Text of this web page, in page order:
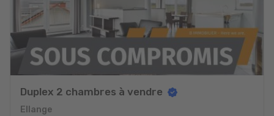
Duplex 2 chambres à vendre
Ellange